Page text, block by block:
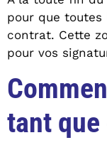
pour que
contrat. Cette
pour vos
tant